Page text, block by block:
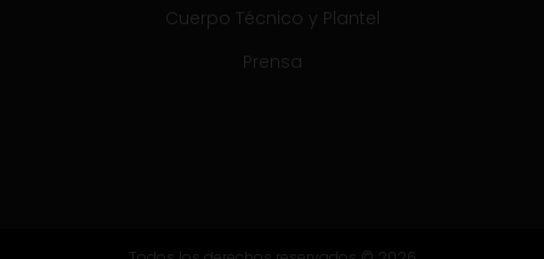
Cuerpo Técnico y Plantel
Prensa